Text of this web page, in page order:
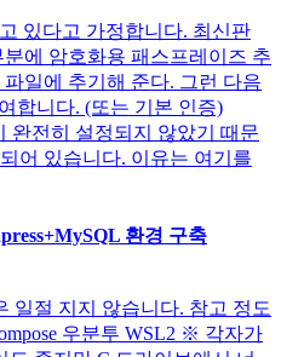
있다고 가정합니다. 최신판
에 암호화용 패스프레이즈 추
일에 추기해 준다. 그런 다음
합니다. (또는 기본 인증)
완전히 설정되지 않았기 때문
어 있습니다. 이유는 여기를
환경 구축
일절 지지 않습니다. 참고 정도
우분투 WSL2 ※ 각자가